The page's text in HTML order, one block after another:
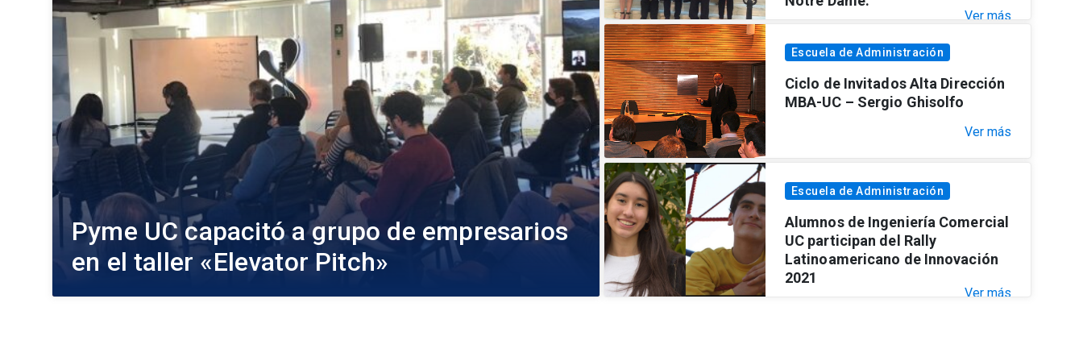
Pyme UC capacitó a grupo de empresarios
en el taller «Elevator Pitch»
Ver más
Escuela de Administración
Ciclo de Invitados Alta Dirección
MBA-UC – Sergio Ghisolfo
Ver más
Escuela de Administración
Alumnos de Ingeniería Comercial
UC participan del Rally
Latinoamericano de Innovación
2021
Ver más